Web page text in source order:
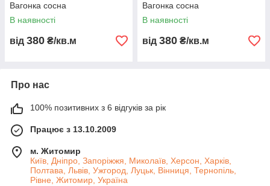
Вагонка сосна
В наявності
від 380 ₴/кв.м
Вагонка сосна
В наявності
від 380 ₴/кв.м
Про нас
100% позитивних з 6 відгуків за рік
Працює з 13.10.2009
м. Житомир
Київ, Дніпро, Запоріжжя, Миколаїв, Херсон, Харків,
Полтава, Львів, Ужгород, Луцьк, Вінниця, Тернопіль,
Рівне, Житомир, Україна